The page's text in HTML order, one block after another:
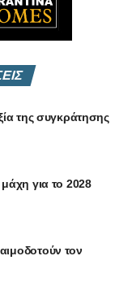
της συγκράτησης
για το 2028
τον